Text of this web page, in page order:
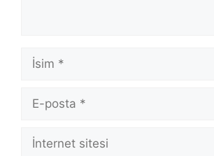
İsim
posta
İnternet
sitesi